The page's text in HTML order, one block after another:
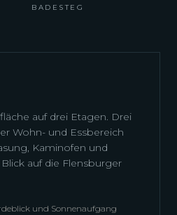
BADESTEG
auf drei Etagen. Drei
Wohn- und Essbereich
Kaminofen und
auf die Flensburger
und Sonnenaufgang